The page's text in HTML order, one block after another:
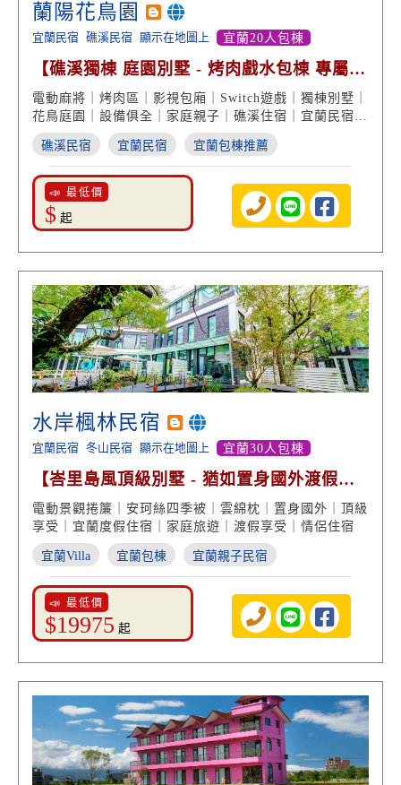
蘭陽花鳥園
宜蘭民宿 礁溪民宿 顯示在地圖上 宜蘭20人包棟
【礁溪獨棟 庭園別墅 - 烤肉戲水包棟 專屬影
視包廂】
電動麻將｜烤肉區｜影視包廂｜Switch遊戲｜獨棟別墅｜
花鳥庭園｜設備俱全｜家庭親子｜礁溪住宿｜宜蘭民宿推
薦
礁溪民宿 宜蘭民宿 宜蘭包棟推薦
📣 最低價
$ 起
水岸楓林民宿
宜蘭民宿 冬山民宿 顯示在地圖上 宜蘭30人包棟
【峇里島風頂級別墅 - 猶如置身國外渡假享
受】
電動景觀捲簾｜安珂絲四季被｜雲綿枕｜置身國外｜頂級
享受｜宜蘭度假住宿｜家庭旅遊｜渡假享受｜情侶住宿
宜蘭Villa 宜蘭包棟 宜蘭親子民宿
📣 最低價
$19975 起